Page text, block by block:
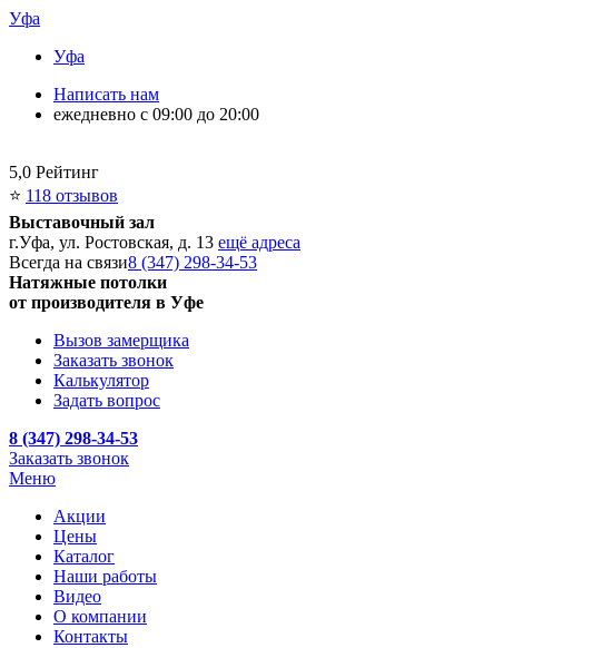
Уфа
Уфа
Написать нам
ежедневно с 09:00 до 20:00
5,0 Рейтинг
⭐ 118 отзывов
Выставочный зал
г.Уфа, ул. Ростовская, д. 13 ещё адреса
Всегда на связи8 (347) 298-34-53
Натяжные потолки
от производителя в Уфе
Вызов замерщика
Заказать звонок
Калькулятор
Задать вопрос
8 (347) 298-34-53
Заказать звонок
Меню
Акции
Цены
Каталог
Наши работы
Видео
О компании
Контакты